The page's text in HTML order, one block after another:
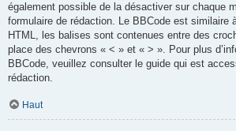
également possible de la désactiver sur chaque
formulaire de rédaction. Le BBCode est similaire
HTML, les balises sont contenues entre des
place des chevrons « < » et « > ». Pour plus
BBCode, veuillez consulter le guide qui est
rédaction.
Haut